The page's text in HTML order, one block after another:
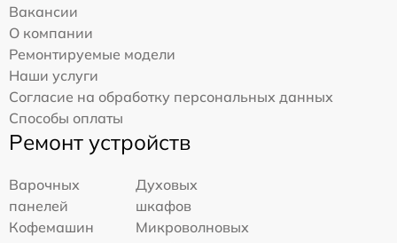
Вакансии
О компании
Ремонтируемые модели
Наши услуги
Согласие на обработку персональных данных
Способы оплаты
Ремонт устройств
Варочных
панелей
Духовых
шкафов
Кофемашин
Микроволновых